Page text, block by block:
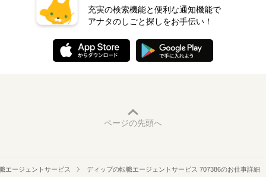
充実の検索機能と便利な通知機能で
アナタのしごと探しをお手伝い！
ページの先頭へ
エージェントサービス ディップの転職エージェントサービス 707386のお仕事詳細